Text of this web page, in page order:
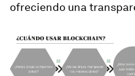
ofreciendo una